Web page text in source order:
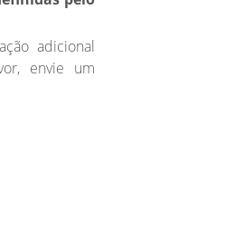
adicional
envie um